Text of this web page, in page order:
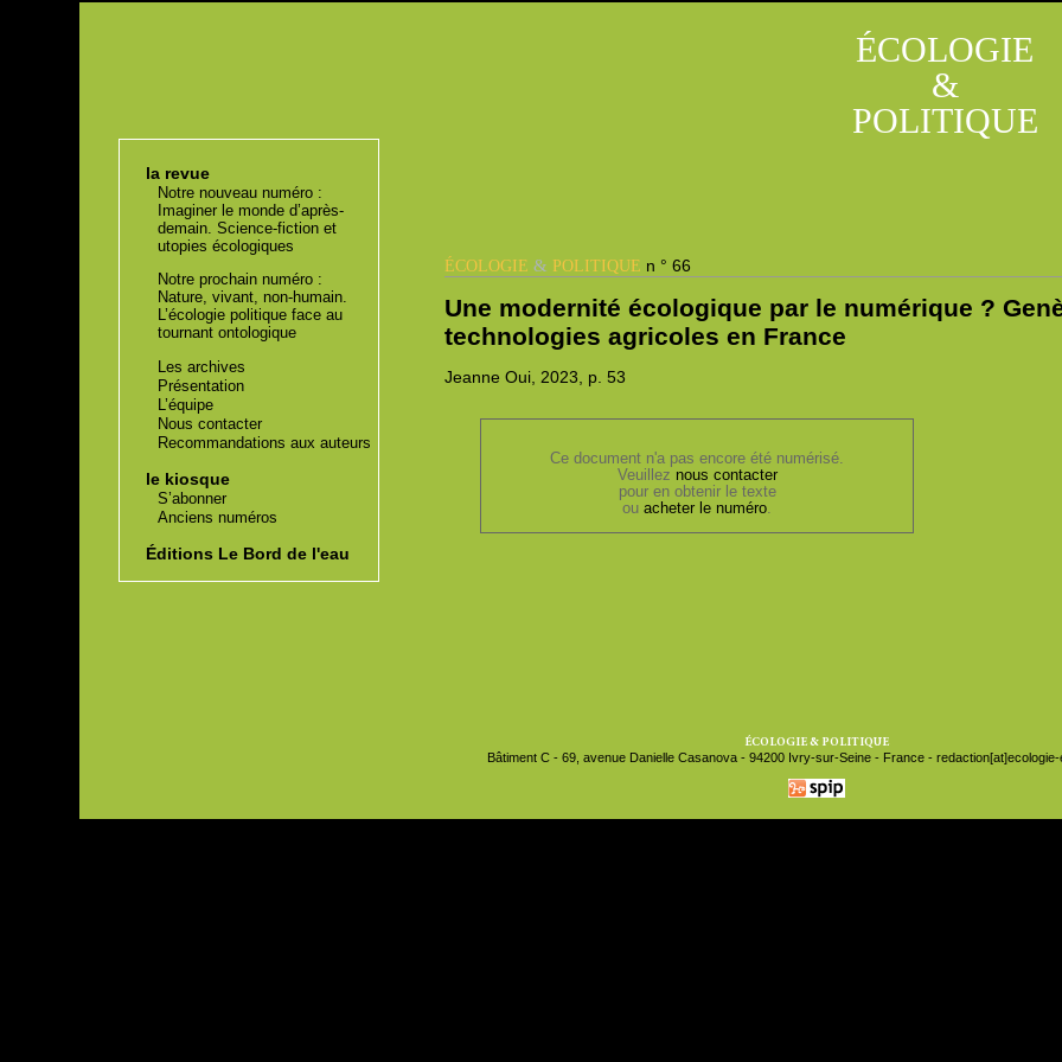
ÉCOLOGIE
&
POLITIQUE
la revue
Notre nouveau numéro :
Imaginer le monde d’après-
demain. Science-fiction et
utopies écologiques
Notre prochain numéro :
Nature, vivant, non-humain.
L’écologie politique face au
tournant ontologique
Les archives
Présentation
L’équipe
Nous contacter
Recommandations aux auteurs
le kiosque
S’abonner
Anciens numéros
Éditions Le Bord de l'eau
ÉCOLOGIE& POLITIQUE n ° 66
Une modernité écologique par le numérique ?
technologies agricoles en France
Jeanne Oui, 2023, p. 53
Ce document n'a pas encore été numérisé.
Veuillez nous contacter
pour en obtenir le texte
ouacheter le numéro.
ÉCOLOGIE & POLITIQUE
Bâtiment C - 69, avenue Danielle Casanova - 94200 Ivry-sur-Seine - France - redaction[at]ecologie-